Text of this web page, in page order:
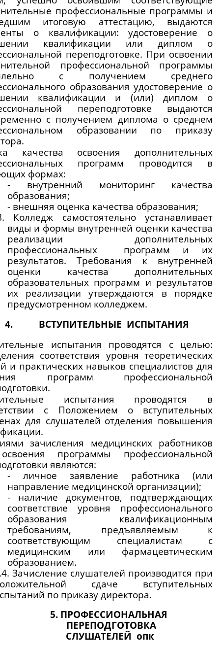
профессиональные программы и
итоговую аттестацию, выдаются
о квалификации: удостоверение о
квалификации или диплом о
переподготовке. При освоении
профессиональной программы
с получением среднего
образования удостоверение о
квалификации и (или) диплом о
переподготовке выдаются
с получением диплома о среднем
образовании по приказу
качества освоения дополнительных
программ проводится в
формах:
- внутренний мониторинг качества
образования;
- внешняя оценка качества образования;
Колледж самостоятельно устанавливает
виды и формы внутренней оценки качества
реализации дополнительных
профессиональных  программ и их
результатов. Требования к внутренней
оценки качества дополнительных
образовательных программ и результатов
их реализации утверждаются в порядке
предусмотренном колледжем.
ВСТУПИТЕЛЬНЫЕ  ИСПЫТАНИЯ
испытания проводятся с целью:
соответствия уровня теоретических
и практических навыков специалистов для
программ профессиональной
испытания проводятся в
с Положением о вступительных
для слушателей отделения повышения
зачисления медицинских работников
программы профессиональной
являются:
- личное заявление работника (или
направление медицинской организации);
- наличие документов, подтверждающих
соответствие уровня профессионального
образования квалификационным
требованиям, предъявляемым к
соответствующим специалистам с
медицинским или фармацевтическим
образованием.
Зачисление слушателей производится при
сдаче вступительных
по приказу директора.
5. ПРОФЕССИОНАЛЬНАЯ
ПЕРЕПОДГОТОВКА
СЛУШАТЕЛЕЙ  опк